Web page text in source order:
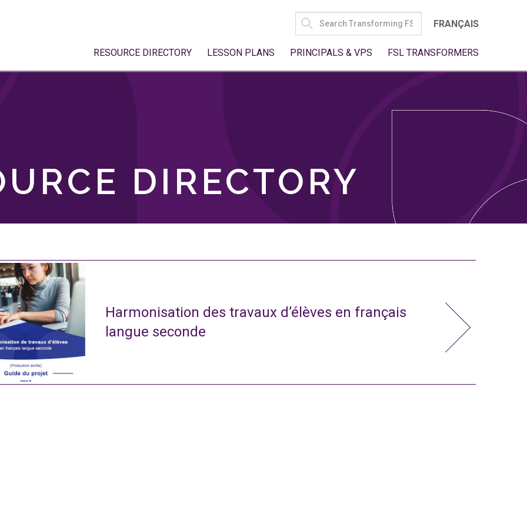
SEARCH
FOR:
FRANÇAIS
RESOURCE DIRECTORY LESSON PLANS PRINCIPALS & VPS FSL TRANSFORMERS
DIRECTORY
Harmonisation des travaux d’élèves en français
langue seconde